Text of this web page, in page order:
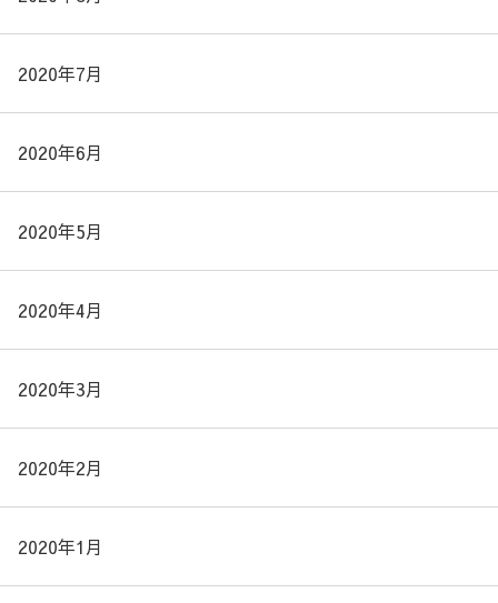
2020年7月
2020年6月
2020年5月
2020年4月
2020年3月
2020年2月
2020年1月